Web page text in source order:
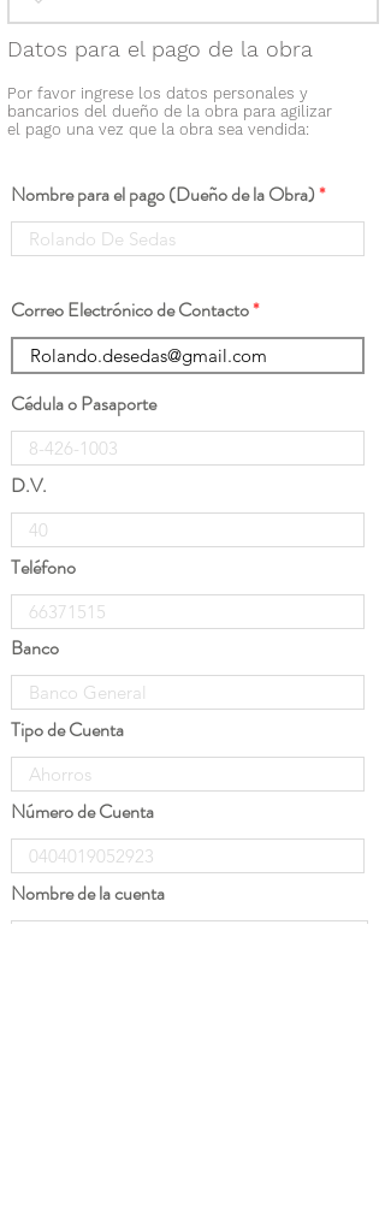
Datos para el pago de la obra
Por favor ingrese los datos personales y
bancarios del dueño de la obra para agilizar
el pago una vez que la obra sea vendida:
Nombre para el pago (Dueño de la Obra)
Correo Electrónico de Contacto
Cédula o Pasaporte
D.V.
Teléfono
Banco
Tipo de Cuenta
Número de Cuenta
Nombre de la cuenta